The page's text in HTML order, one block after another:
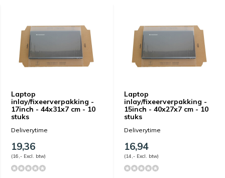
Laptop
inlay/fixeerverpakking -
17inch - 44x31x7 cm - 10
stuks
Deliverytime
19,36
(16,- Excl. btw)
Laptop
inlay/fixeerverpakking -
15inch - 40x27x7 cm - 10
stuks
Deliverytime
16,94
(14,- Excl. btw)